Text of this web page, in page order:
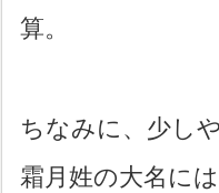
算。
ちなみに、少し
霜月姓の大名に